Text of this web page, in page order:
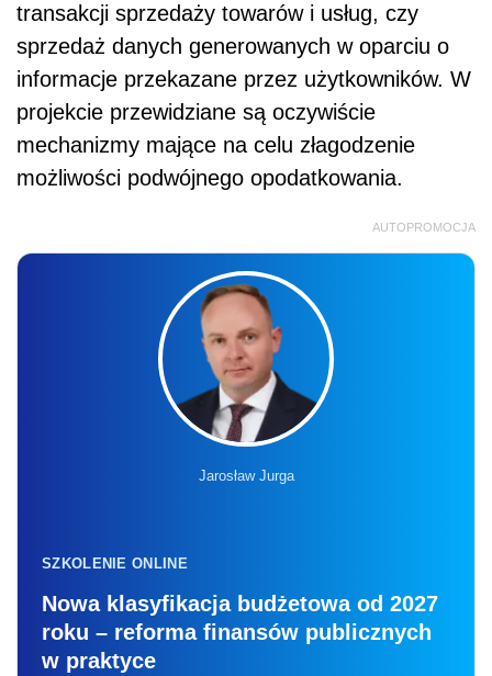
transakcji sprzedaży towarów i usług, czy
sprzedaż danych generowanych w oparciu o
informacje przekazane przez użytkowników. W
projekcie przewidziane są oczywiście
mechanizmy mające na celu złagodzenie
możliwości podwójnego opodatkowania.
AUTOPROMOCJA
Jarosław Jurga
SZKOLENIE ONLINE
Nowa klasyfikacja budżetowa od 2027
roku – reforma finansów publicznych
w praktyce